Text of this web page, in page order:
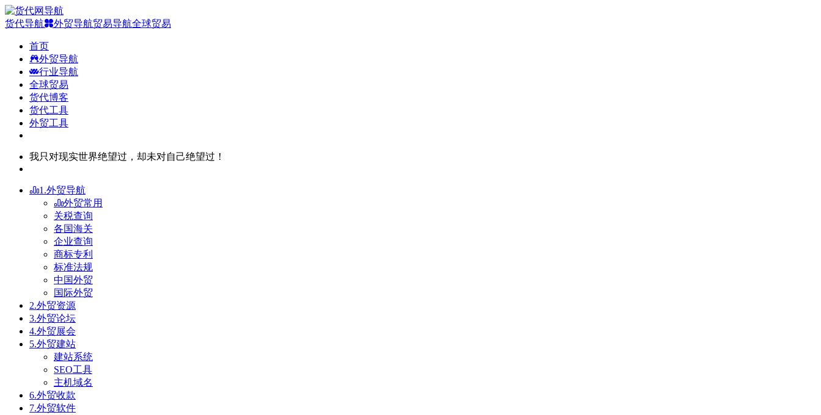
货代导航 外贸导航贸易导航全球贸易
首页
外贸导航
行业导航
全球贸易
货代博客
货代工具
外贸工具
我只对现实世界绝望过，却未对自己绝望过！
1.外贸导航
外贸常用
关税查询
各国海关
企业查询
商标专利
标准法规
中国外贸
国际外贸
2.外贸资源
3.外贸论坛
4.外贸展会
5.外贸建站
建站系统
SEO工具
主机域名
6.外贸收款
7.外贸软件